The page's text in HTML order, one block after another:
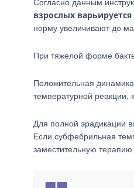
Согласно данным
взрослых
норму увеличивают до
При тяжелой форме
Положительная
температурной реакции,
Для полной эрадикации
Если субфебрильная
заместительную терапию.